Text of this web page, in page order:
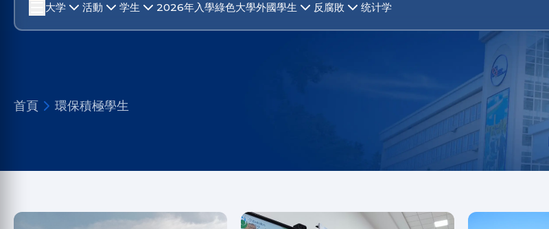
大学 活動 学生 2026年入學綠色大學外國學生 反腐敗 统计学
首頁 環保積極學生